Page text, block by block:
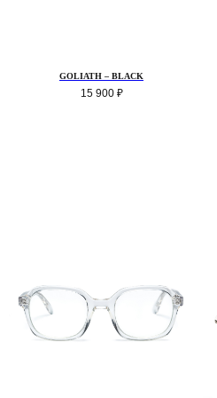
GOLIATH – BLACK
15 900 ₽